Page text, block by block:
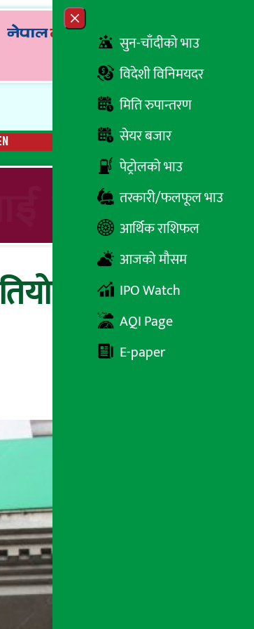
Close menu
सुन-चाँदीको भाउ
विदेशी विनिमयदर
मिति रुपान्तरण
सेयर बजार
पेट्रोलको भाउ
तरकारी/फलफूल भाउ
आर्थिक राशिफल
आजको मौसम
IPO Watch
AQI Page
E-paper
रेडियो